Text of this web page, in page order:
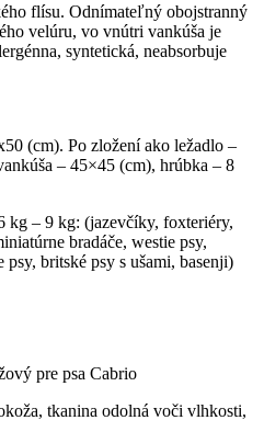
flísu. Odnímateľný obojstranný
velúru, vo vnútri vankúša je
syntetická, neabsorbuje
(cm). Po zložení ako ležadlo –
– 45×45 (cm), hrúbka – 8
kg – 9 kg: (jazevčíky, foxteriéry,
bradáče, westie psy,
britské psy s ušami, basenji)
pre psa Cabrio
tkanina odolná voči vlhkosti,